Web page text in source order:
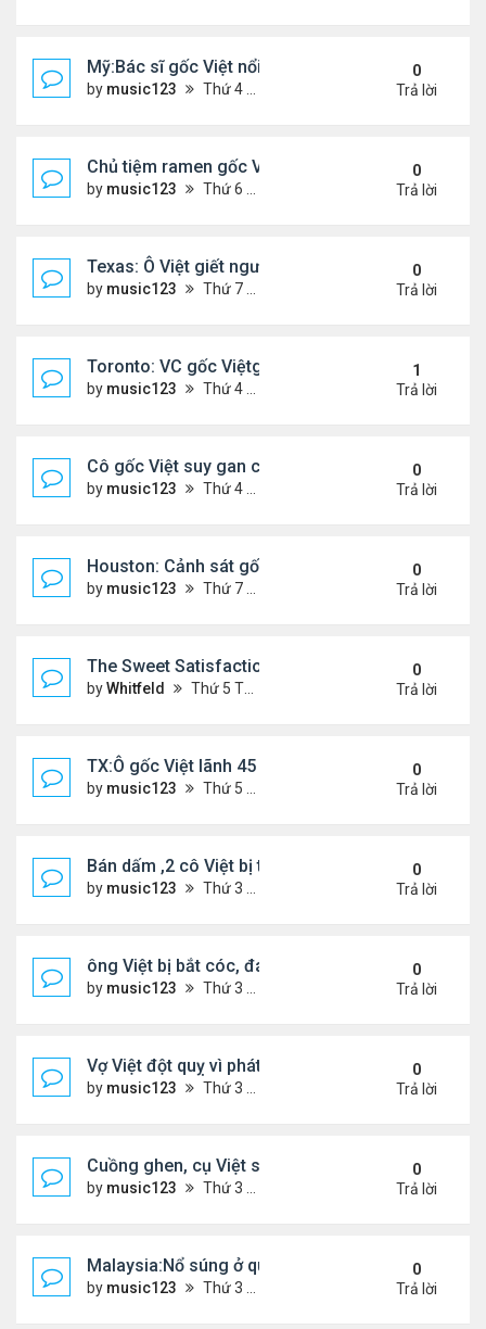
Mỹ:Bác sĩ gốc Việt nổi tiếng nhờ món vịt quay Bắc
by music123 Thứ 4 Tháng 5 27, 2026 7:43 pm
0
Trả lời
Chủ tiệm ramen gốc Việt ở Tokyo: 'Người Nhật
by music123 Thứ 6 Tháng 5 22, 2026 7:26 pm
0
Trả lời
Texas: Ô Việt giết người 30 năm trước, vừa mãn
by music123 Thứ 7 Tháng 5 16, 2026 7:39 am
0
Trả lời
Toronto: VC gốc Việtgiết hàng xóm sau mâu
by music123 Thứ 4 Tháng 5 13, 2026 6:56 pm
1
Trả lời
Cô gốc Việt suy gan cấp, hôn mê trong kỳ trăng
by music123 Thứ 4 Tháng 5 13, 2026 5:14 pm
0
Trả lời
Houston: Cảnh sát gốc Việt bị truy tố tội gạ gẫm
by music123 Thứ 7 Tháng 5 02, 2026 7:45 am
0
Trả lời
The Sweet Satisfaction of Idle Empire Building: A
byWhitfeld Thứ 5 Tháng 4 30, 2026 10:35 pm
0
Trả lời
TX:Ô gốc Việt lãnh 45 năm tù vì lạm dụng tình dục
by music123 Thứ 5 Tháng 4 30, 2026 6:28 pm
0
Trả lời
Bán dấm ,2 cô Việt bị tịch thu hơn $291,000 tiền
by music123 Thứ 3 Tháng 4 21, 2026 6:43 pm
0
Trả lời
ông Việt bị bắt cóc, đánh đập khi đi gửi tiền ngân
by music123 Thứ 3 Tháng 4 21, 2026 6:22 pm
0
Trả lời
Vợ Việt đột quỵ vì phát hiện chồng có bồ và con
by music123 Thứ 3 Tháng 4 21, 2026 6:17 pm
0
Trả lời
Cuồng ghen, cụ Việt sát hại vợ trẻ
by music123 Thứ 3 Tháng 4 21, 2026 6:10 pm
0
Trả lời
Malaysia:Nổ súng ở quán ăn ,một người phụ nữ
by music123 Thứ 3 Tháng 4 21, 2026 6:00 pm
0
Trả lời